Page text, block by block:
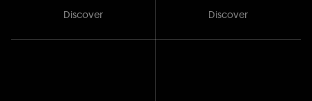
Discover Discover